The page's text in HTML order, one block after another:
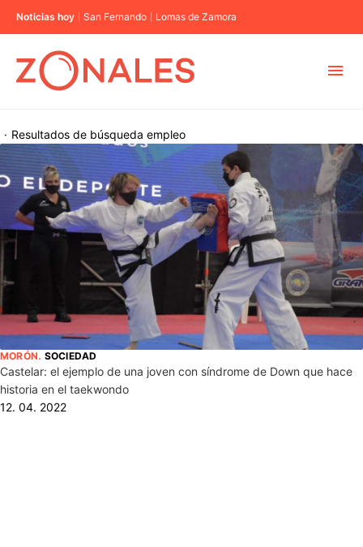
Noticias hoy San Fernando Lomas de Zamora
CABA
BUENOS AIRES
ELECCIONES 2023
Resultados de búsqueda
· empleo
MORÓN. SOCIEDAD
Castelar: el ejemplo de una joven con síndrome de Down que hace
historia en el taekwondo
12. 04. 2022